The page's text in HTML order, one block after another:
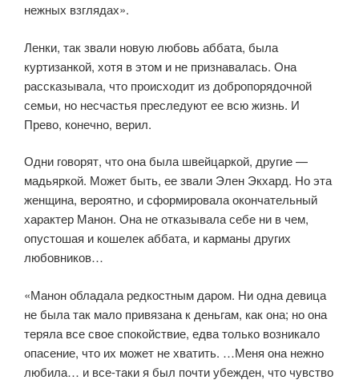
нежных взглядах».
Ленки, так звали новую любовь аббата, была
куртизанкой, хотя в этом и не признавалась. Она
рассказывала, что происходит из добропорядочной
семьи, но несчастья преследуют ее всю жизнь. И
Прево, конечно, верил.
Одни говорят, что она была швейцаркой, другие —
мадьяркой. Может быть, ее звали Элен Экхард. Но эта
женщина, вероятно, и сформировала окончательный
характер Манон. Она не отказывала себе ни в чем,
опустошая и кошелек аббата, и карманы других
любовников…
«Манон обладала редкостным даром. Ни одна девица
не была так мало привязана к деньгам, как она; но она
теряла все свое спокойствие, едва только возникало
опасение, что их может не хватить. …Меня она нежно
любила… и все-таки я был почти убежден, что чувство